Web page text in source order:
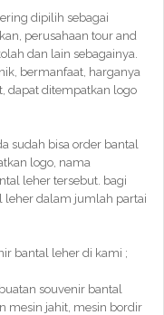
dipilih sebagai
perusahaan tour and
dan lain sebagainya.
bermanfaat, harganya
dapat ditempatkan logo
sudah bisa order bantal
logo, nama
leher tersebut. bagi
leher dalam jumlah partai
bantal leher di kami ;
souvenir bantal
mesin jahit, mesin bordir